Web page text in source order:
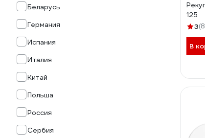
Беларусь
Германия
Испания
Италия
Китай
Польша
Россия
Сербия
125
3
В